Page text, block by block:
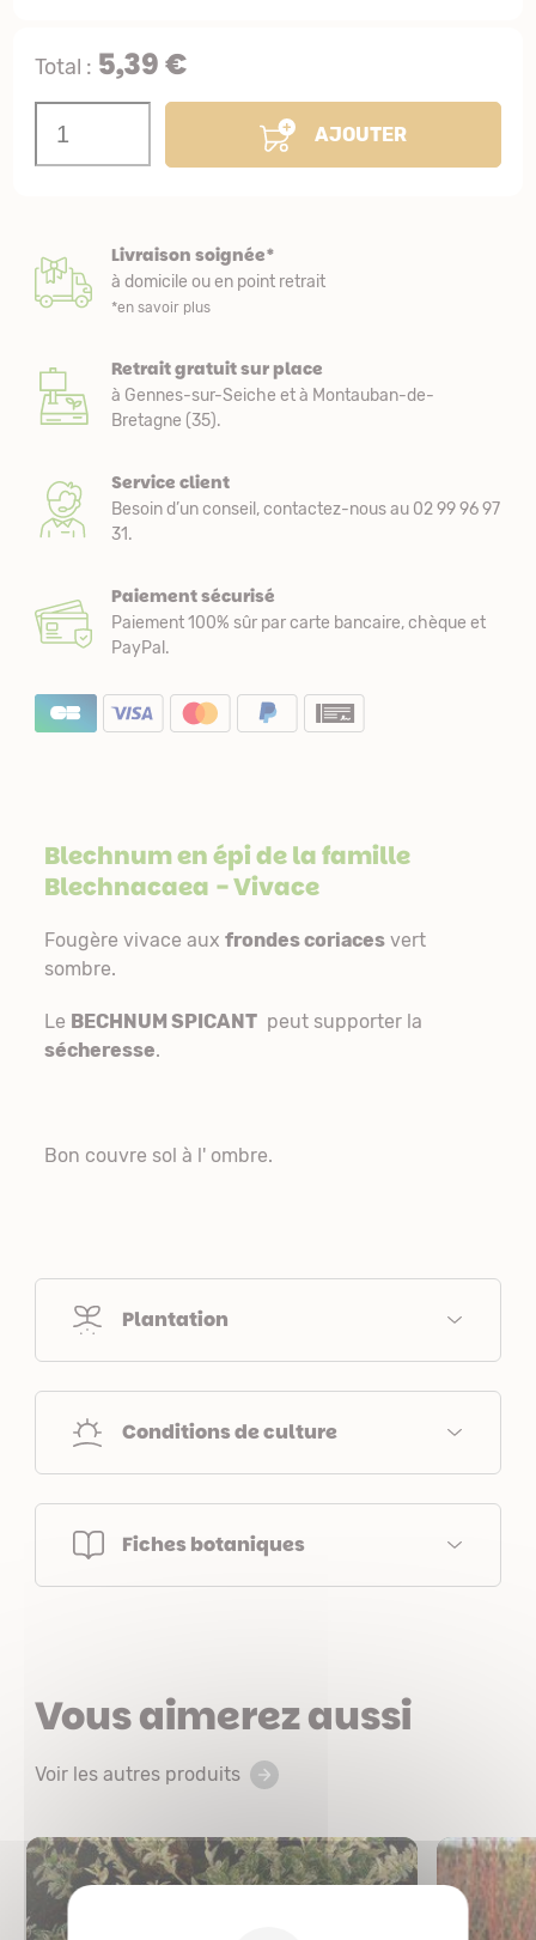
Total : 5,39 €
AJOUTER
Livraison soignée*
à domicile ou en point retrait
*en savoir plus
Retrait gratuit sur place
à Gennes-sur-Seiche et à Montauban-de-
Bretagne (35).
Service client
Besoin d’un conseil, contactez-nous au 02 99 96 97
31.
Paiement sécurisé
Paiement 100% sûr par carte bancaire, chèque et
PayPal.
Blechnum en épi de la famille
Blechnacaea - Vivace
Fougère vivace aux frondes coriacesvert
sombre.
Le BECHNUM SPICANTpeut supporter la
sécheresse.
Bon couvre sol à l' ombre.
Plantation
Conditions de culture
Fiches botaniques
Vous aimerez aussi
Voir les autres produits